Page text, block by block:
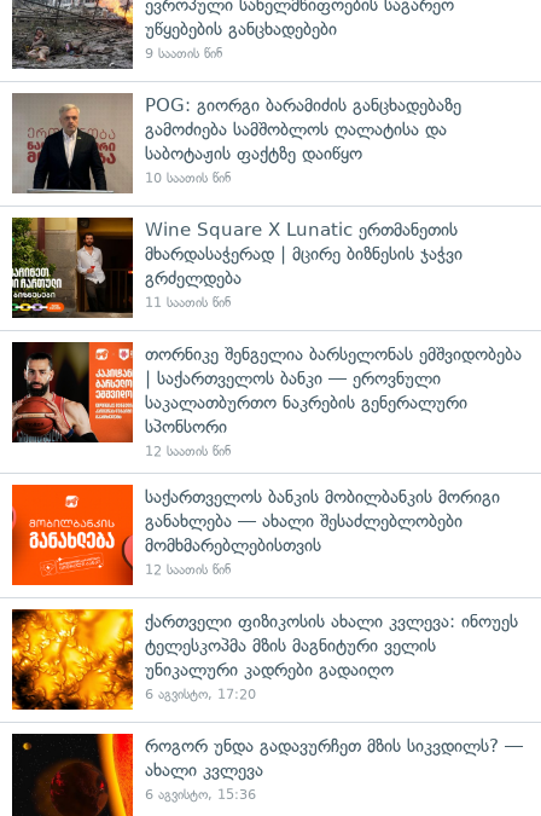
ევროპული სახელმწიფოების საგარეო
უწყებების განცხადებები
9 საათის წინ
POG: გიორგი ბარამიძის განცხადებაზე
გამოძიება სამშობლოს ღალატისა და
საბოტაჟის ფაქტზე დაიწყო
10 საათის წინ
Wine Square X Lunatic ერთმანეთის
მხარდასაჭერად | მცირე ბიზნესის ჯაჭვი
გრძელდება
11 საათის წინ
თორნიკე შენგელია ბარსელონას ემშვიდობება
| საქართველოს ბანკი — ეროვნული
საკალათბურთო ნაკრების გენერალური
სპონსორი
12 საათის წინ
საქართველოს ბანკის მობილბანკის მორიგი
განახლება — ახალი შესაძლებლობები
მომხმარებლებისთვის
12 საათის წინ
ქართველი ფიზიკოსის ახალი კვლევა: ინოუეს
ტელესკოპმა მზის მაგნიტური ველის
უნიკალური კადრები გადაიღო
6 აგვისტო, 17:20
როგორ უნდა გადავურჩეთ მზის სიკვდილს? —
ახალი კვლევა
6 აგვისტო, 15:36